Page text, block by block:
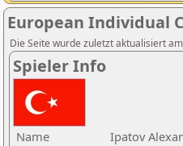
European Individual
Die Seite wurde zuletzt aktualisiert
Spieler Info
Name
Ipatov